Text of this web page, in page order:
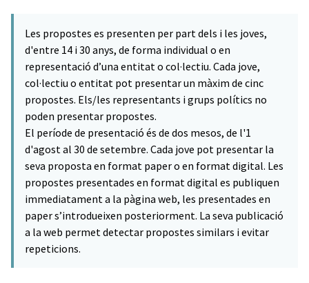
Les propostes es presenten per part dels i les joves,
d'entre 14 i 30 anys, de forma individual o en
representació d’una entitat o col·lectiu. Cada jove,
col·lectiu o entitat pot presentar un màxim de cinc
propostes. Els/les representants i grups polítics no
poden presentar propostes.
El període de presentació és de dos mesos, de l'1
d'agost al 30 de setembre. Cada jove pot presentar la
seva proposta en format paper o en format digital. Les
propostes presentades en format digital es publiquen
immediatament a la pàgina web, les presentades en
paper s’introdueixen posteriorment. La seva publicació
a la web permet detectar propostes similars i evitar
repeticions.